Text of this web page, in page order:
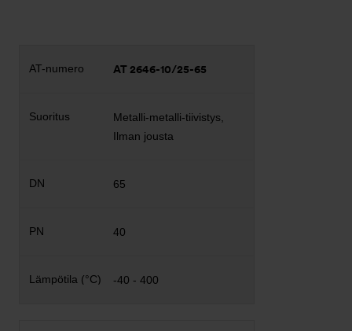
AT 2646-10/25-65
Metalli-metalli-tiivistys,
Ilman jousta
65
40
-40 - 400